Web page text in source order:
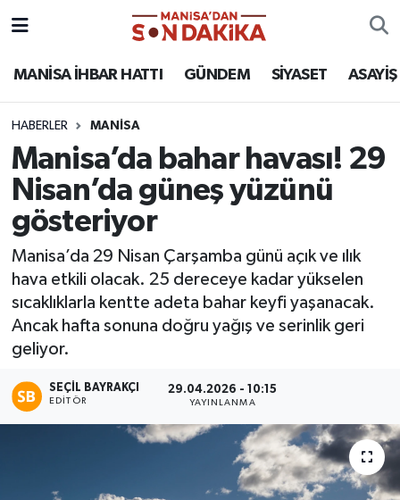
MANİSA İHBAR HATTI GÜNDEM SİYASET ASAYİŞ
HABERLER MANİSA
Manisa’da bahar havası! 29
Nisan’da güneş yüzünü
gösteriyor
Manisa’da 29 Nisan Çarşamba günü açık ve ılık
hava etkili olacak. 25 dereceye kadar yükselen
sıcaklıklarla kentte adeta bahar keyfi yaşanacak.
Ancak hafta sonuna doğru yağış ve serinlik geri
geliyor.
SEÇIL BAYRAKÇI
EDITÖR
29.04.2026 - 10:15
YAYINLANMA
ASAYİŞ
KÜLTÜR-SANAT
MAGAZİN
MANİSA'DA TRAFİK
SİYASET
YAŞAM
GİZLİLİK SÖZLEŞMESİ
Hava Durumu
Puan Durumu ve Fikstür
Tüm Manşetler
Son Dakika Haberleri
Haber Arşivi